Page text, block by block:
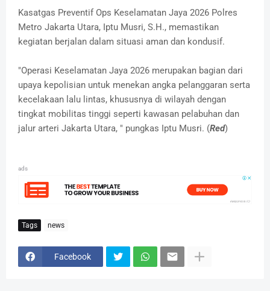
Kasatgas Preventif Ops Keselamatan Jaya 2026 Polres
Metro Jakarta Utara, Iptu Musri, S.H., memastikan
kegiatan berjalan dalam situasi aman dan kondusif.
"Operasi Keselamatan Jaya 2026 merupakan bagian dari
upaya kepolisian untuk menekan angka pelanggaran serta
kecelakaan lalu lintas, khususnya di wilayah dengan
tingkat mobilitas tinggi seperti kawasan pelabuhan dan
jalur arteri Jakarta Utara, " pungkas Iptu Musri. (Red)
ads
Tags news
Facebook